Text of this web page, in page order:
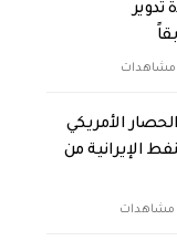
تدوير
الأمريكي
الإيرانية من